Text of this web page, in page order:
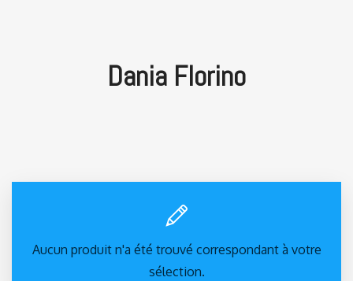
Dania Florino
Aucun produit n'a été trouvé correspondant à votre
sélection.